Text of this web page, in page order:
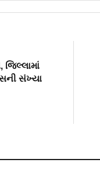
જિલ્લામાં
સંખ્યા